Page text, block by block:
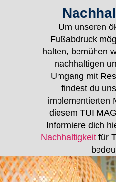
Um unseren
Fußabdruck
halten, bemühen
nachhaltigen
Umgang mit
findest du
implementierten
diesem TUI
Informiere dich
Nachhaltigkeit für